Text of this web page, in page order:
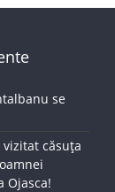
se
vizitat căsuța
Ojasca!